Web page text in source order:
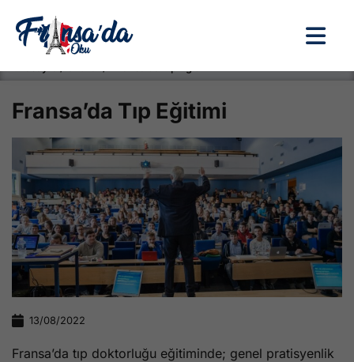
Fransa’da Tıp Eğitimi
13/08/2022
Fransa’da tıp doktorluğu eğitiminde; genel pratisyenlik